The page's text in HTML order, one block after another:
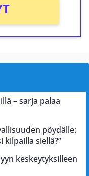
– sarja palaa
pöydälle:
kilpailla siellä?”
keskeytyksilleen